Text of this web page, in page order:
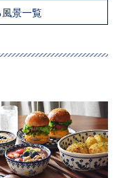
景一覧